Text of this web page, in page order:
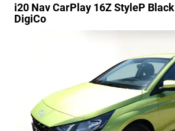
i20 Nav CarPlay 16Z StyleP
DigiCo